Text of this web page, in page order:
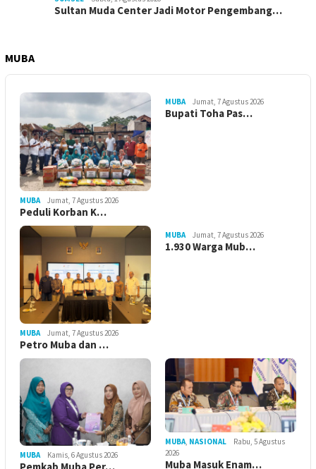
Sultan Muda Center Jadi Motor Pengembang…
MUBA
MUBA Jumat, 7 Agustus 2026
Peduli Korban K…
MUBA Jumat, 7 Agustus 2026
Bupati Toha Pas…
MUBA Jumat, 7 Agustus 2026
Petro Muba dan …
MUBA Jumat, 7 Agustus 2026
1.930 Warga Mub…
MUBA Kamis, 6 Agustus 2026
MUBA, NASIONAL
Rabu, 5 Agustus
2026
Muba Masuk Enam…